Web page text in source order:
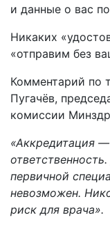
и данные о вас
Никаких
«отправим без
Комментарий по
Пугачёв,
комиссии
«Аккредитация
первичной
невозможен.
риск для врача».